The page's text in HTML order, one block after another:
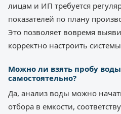
лицам и ИП требуется
показателей по плану
Это позволяет вовремя
корректно настроить
Можно ли взять пробу
самостоятельно?
Да, анализ воды можно
отбора в емкости,